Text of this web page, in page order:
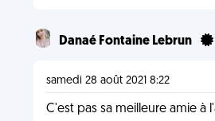
Danaé Fontaine Lebrun
samedi 28 août 2021 8:22
C'est pas sa meilleure amie à